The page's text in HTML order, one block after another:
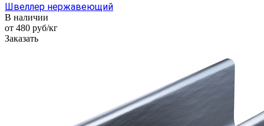
Швеллер нержавеющий
В наличии
от 480 руб/кг
Заказать